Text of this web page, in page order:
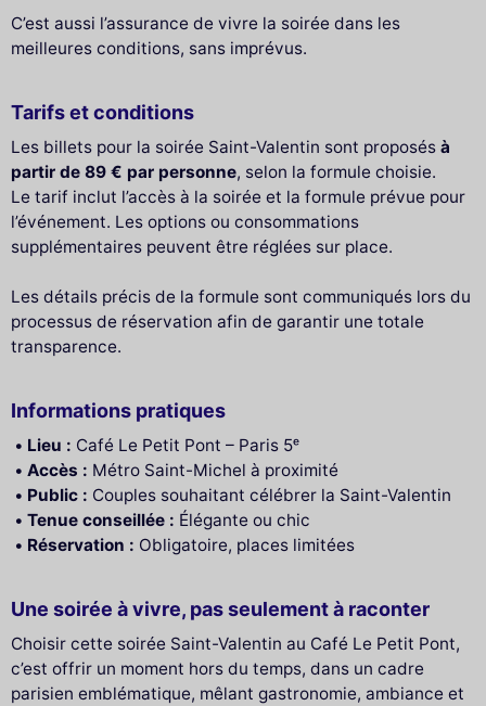
C’est aussi l’assurance de vivre la soirée dans les
meilleures conditions, sans imprévus.
Tarifs et conditions
Les billets pour la soirée Saint-Valentin sont proposés à
partir de 89 € par personne, selon la formule choisie.
Le tarif inclut l’accès à la soirée et la formule prévue pour
l’événement. Les options ou consommations
supplémentaires peuvent être réglées sur place.
Les détails précis de la formule sont communiqués lors du
processus de réservation afin de garantir une totale
transparence.
Informations pratiques
Lieu : Café Le Petit Pont – Paris 5ᵉ
Accès : Métro Saint-Michel à proximité
Public : Couples souhaitant célébrer la Saint-Valentin
Tenue conseillée : Élégante ou chic
Réservation : Obligatoire, places limitées
Une soirée à vivre, pas seulement à raconter
Choisir cette soirée Saint-Valentin au Café Le Petit Pont,
c’est offrir un moment hors du temps, dans un cadre
parisien emblématique, mêlant gastronomie, ambiance et